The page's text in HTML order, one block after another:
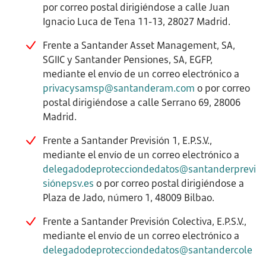
por correo postal dirigiéndose a calle Juan
Ignacio Luca de Tena 11-13, 28027 Madrid.
Frente a Santander Asset Management, SA,
SGIIC y Santander Pensiones, SA, EGFP,
mediante el envío de un correo electrónico a
privacysamsp@santanderam.com o por correo
postal dirigiéndose a calle Serrano 69, 28006
Madrid.
Frente a Santander Previsión 1, E.P.S.V.,
mediante el envío de un correo electrónico a
delegadodeprotecciondedatos@santanderprevi
siónepsv.es o por correo postal dirigiéndose a
Plaza de Jado, número 1, 48009 Bilbao.
Frente a Santander Previsión Colectiva, E.P.S.V.,
mediante el envío de un correo electrónico a
delegadodeprotecciondedatos@santandercole